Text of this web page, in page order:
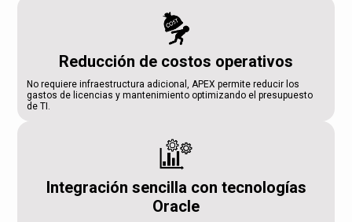
Reducción de costos operativos
No requiere infraestructura adicional, APEX permite reducir los
gastos de licencias y mantenimiento optimizando el presupuesto
de TI.
Integración sencilla con tecnologías
Oracle